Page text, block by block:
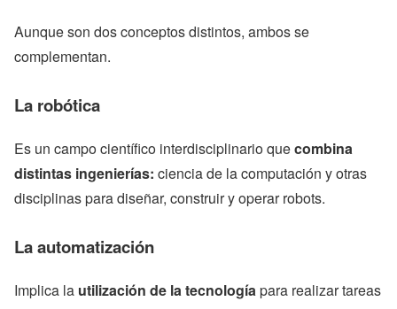
Aunque son dos conceptos distintos, ambos se
complementan.
La robótica
Es un campo científico interdisciplinario quecombina
distintas ingenierías: ciencia de la computación y otras
disciplinas para diseñar, construir y operar robots.
La automatización
Implica la utilización de la tecnologíapara realizar tareas